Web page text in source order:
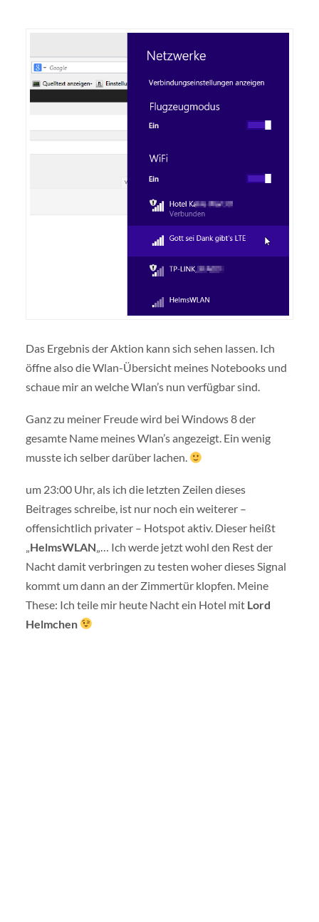
Das Ergebnis der Aktion kann sich sehen lassen. Ich
öffne also die Wlan-Übersicht meines Notebooks und
schaue mir an welche Wlan’s nun verfügbar sind.
Ganz zu meiner Freude wird bei Windows 8 der
gesamte Name meines Wlan’s angezeigt. Ein wenig
musste ich selber darüber lachen.
um 23:00 Uhr, als ich die letzten Zeilen dieses
Beitrages schreibe, ist nur noch ein weiterer –
offensichtlich privater – Hotspot aktiv. Dieser heißt
„HelmsWLAN„… Ich werde jetzt wohl den Rest der
Nacht damit verbringen zu testen woher dieses Signal
kommt um dann an der Zimmertür klopfen. Meine
These: Ich teile mir heute Nacht ein Hotel mit Lord
Helmchen